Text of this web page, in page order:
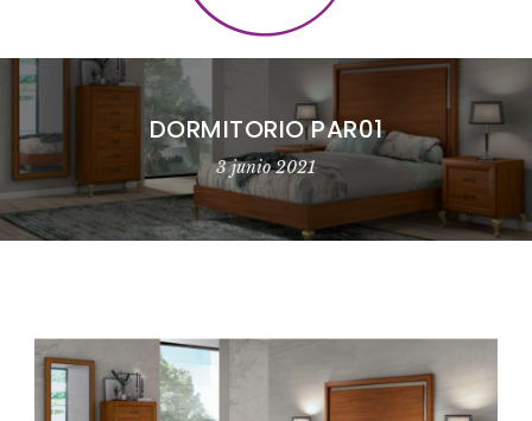
DORMITORIO PAR01
3 junio 2021